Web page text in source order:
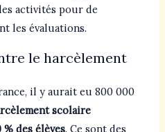
activités pour de
les évaluations.
le harcèlement
il y aurait eu 800 000
scolaire
% des élèves. Ce sont des